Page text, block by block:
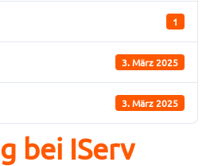
1
3. März 2025
3. März 2025
bei IServ